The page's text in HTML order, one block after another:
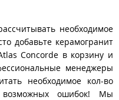
необходимое
добавьте керамогранит
Concorde в корзину и
менеджеры
необходимое кол-во
ошибок! Мы